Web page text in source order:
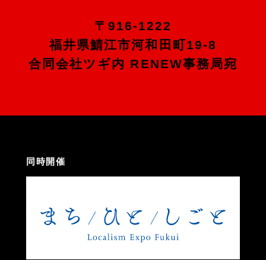
〒916-1222
福井県鯖江市河和田町19-8
合同会社ツギ内 RENEW事務局宛
同時開催